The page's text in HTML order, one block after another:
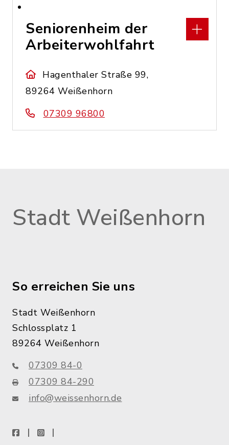
Seniorenheim der
Arbeiterwohlfahrt
Hagenthaler Straße 99,
89264 Weißenhorn
07309 96800
Stadt Weißenhorn
So erreichen Sie uns
Stadt Weißenhorn
Schlossplatz 1
89264 Weißenhorn
07309 84-0
07309 84-290
info@weissenhorn.de
facebookinstagram